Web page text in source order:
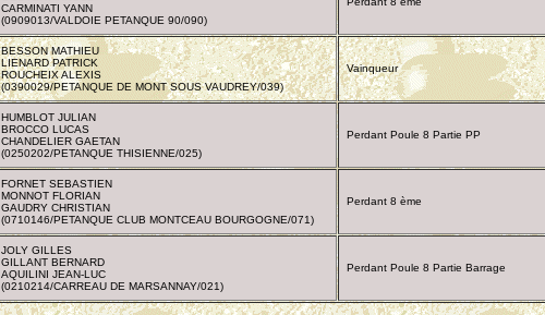
CARMINATI YANN
(0909013/VALDOIE PETANQUE 90/090)
BESSON MATHIEU
LIENARD PATRICK
ROUCHEIX ALEXIS
(0390029/PETANQUE DE MONT SOUS VAUDREY/039)
Vainqueur
HUMBLOT JULIAN
BROCCO LUCAS
CHANDELIER GAETAN
(0250202/PETANQUE THISIENNE/025)
Perdant Poule 8 Partie PP
FORNET SEBASTIEN
MONNOT FLORIAN
GAUDRY CHRISTIAN
(0710146/PETANQUE CLUB MONTCEAU BOURGOGNE/071)
Perdant 8 ème
JOLY GILLES
GILLANT BERNARD
AQUILINI JEAN-LUC
(0210214/CARREAU DE MARSANNAY/021)
Perdant Poule 8 Partie Barrage